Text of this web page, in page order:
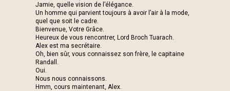
Jamie, quelle vision de l’élégance.
Un homme qui parvient toujours à avoir l’air à la mode,
quel que soit le cadre.
Bienvenue, Votre Grâce.
Heureux de vous rencontrer, Lord Broch Tuarach.
Alex est ma secrétaire.
Oh, bien sûr, vous connaissez son frère, le capitaine
Randall.
Oui.
Nous nous connaissons.
Hmm, cours maintenant, Alex.